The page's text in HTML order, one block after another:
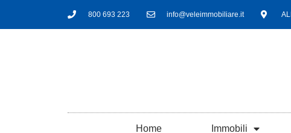
800 693 223 info@veleimmobiliare.it
Home Immobili